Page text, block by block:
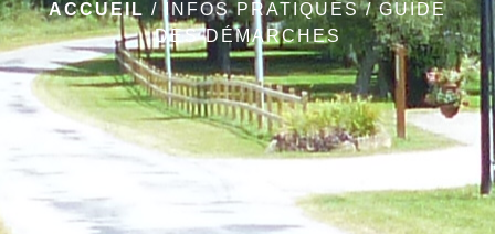
ACCUEIL /INFOS PRATIQUES/GUIDE
DES DÉMARCHES